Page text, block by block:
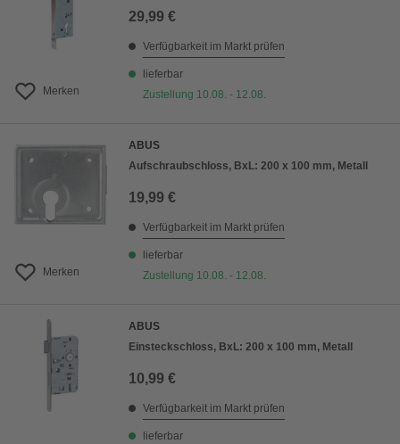
Merken
29,99 €
Verfügbarkeit im Markt prüfen
lieferbar
Zustellung 10.08. - 12.08.
Merken
ABUS
Aufschraubschloss, BxL: 200 x 100 mm, Metall
19,99 €
Verfügbarkeit im Markt prüfen
lieferbar
Zustellung 10.08. - 12.08.
ABUS
Einsteckschloss, BxL: 200 x 100 mm, Metall
10,99 €
Verfügbarkeit im Markt prüfen
lieferbar